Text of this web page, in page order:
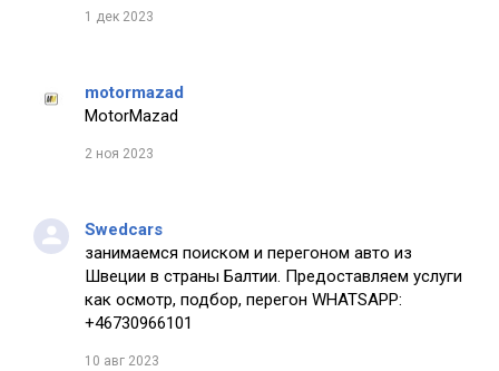
1 дек 2023
motormazad
MotorMazad
2 ноя 2023
Swedcars
занимаемся поиском и перегоном авто из
Швеции в страны Балтии. Предоставляем услуги
как осмотр, подбор, перегон WHATSAPP:
+46730966101
10 авг 2023